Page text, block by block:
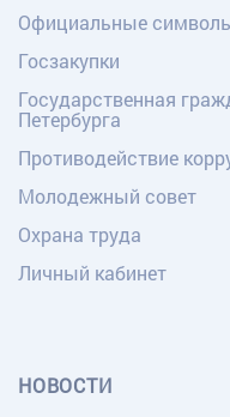
Официальные
Госзакупки
Государственная
Петербурга
Противодействие
Молодежный совет
Охрана труда
Личный кабинет
НОВОСТИ